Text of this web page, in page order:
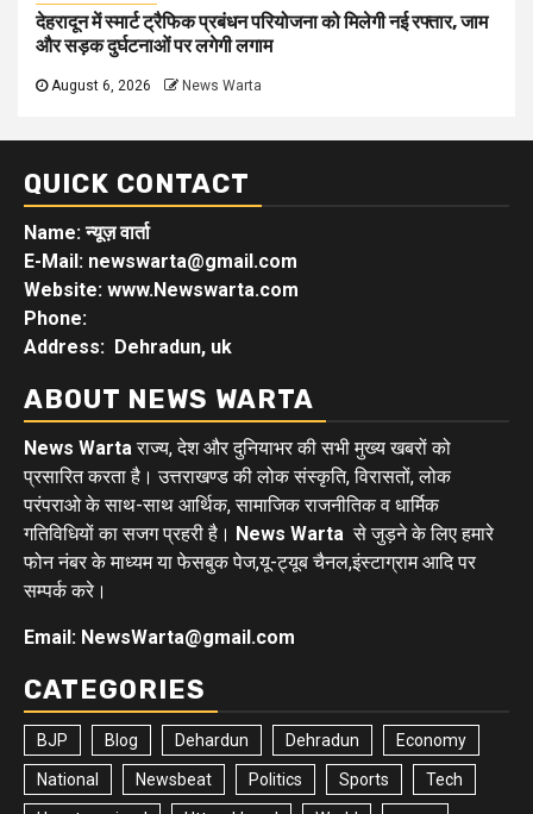
देहरादून में स्मार्ट ट्रैफिक प्रबंधन परियोजना को मिलेगी नई रफ्तार, जाम
और सड़क दुर्घटनाओं पर लगेगी लगाम
August 6, 2026 News Warta
QUICK CONTACT
Name: न्यूज़ वार्ता
E-Mail: newswarta@gmail.com
Website: www.Newswarta.com
Phone:
Address: Dehradun, uk
ABOUT NEWS WARTA
News Wartaराज्य, देश और दुनियाभर की सभी मुख्य खबरों को
प्रसारित करता है। उत्तराखण्ड की लोक संस्कृति, विरासतों, लोक
परंपराओ के साथ-साथ आर्थिक, सामाजिक राजनीतिक व धार्मिक
गतिविधियों का सजग प्रहरी है। News Warta से जुड़ने के लिए हमारे
फोन नंबर के माध्यम या फेसबुक पेज,यू-ट्यूब चैनल,इंस्टाग्राम आदि पर
सम्पर्क करे।
Email: NewsWarta@gmail.com
CATEGORIES
BJP Blog Dehardun Dehradun Economy
National Newsbeat Politics Sports Tech